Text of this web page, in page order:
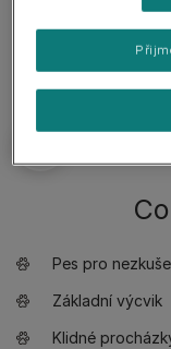
Pes pro
Základní výcvik
Klidné